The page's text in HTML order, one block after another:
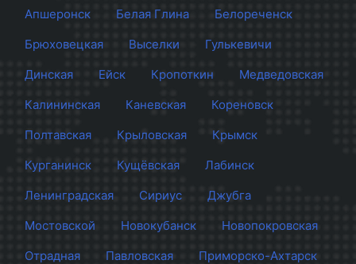
Апшеронск
Белая Глина
Белореченск
Брюховецкая
Выселки
Гулькевичи
Динская
Ейск Кропоткин
Медведовская
Калининская
Каневская
Кореновск
Полтавская
Крыловская
Крымск
Курганинск
Кущёвская
Лабинск
Ленинградская
Сириус
Джубга
Мостовской
Новокубанск
Новопокровская
Отрадная
Павловская
Приморско-Ахтарск